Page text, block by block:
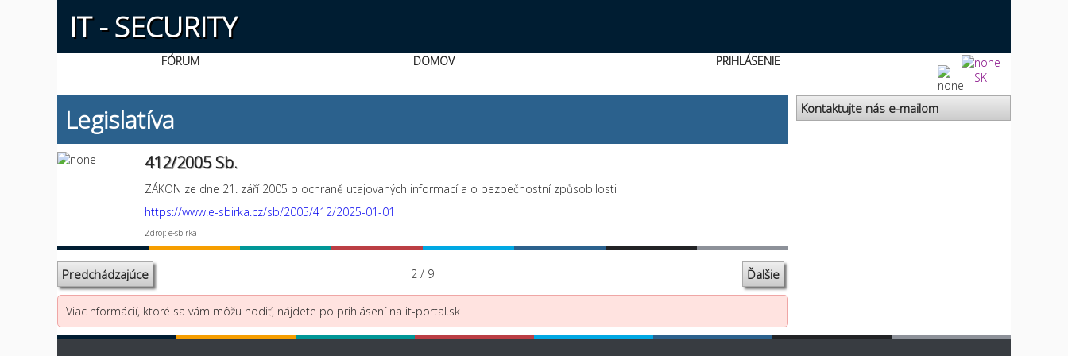
IT - SECURITY
FÓRUM DOMOV
PRIHLÁSENIE
SK
Legislatíva
412/2005 Sb.
ZÁKON ze dne 21. září 2005 o ochraně utajovaných informací a o bezpečnostní způsobilosti
https://www.e-sbirka.cz/sb/2005/412/2025-01-01
Zdroj: e-sbirka
Predchádzajúce 2 / 9 Ďalšie
Viac nformácií, ktoré sa vám môžu hodiť, nájdete po prihlásení na it-portal.sk
Kontaktujte nás e-mailom